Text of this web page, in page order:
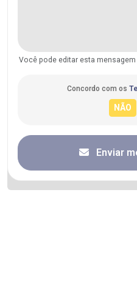
Você pode editar esta mensagem
Concordo com os
Enviar